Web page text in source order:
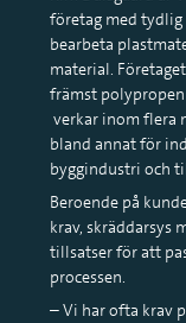
företag med
bearbeta
material.
främst
verkar inom flera
bland annat för
byggindustri och
Beroende på
krav, skräddarsys
tillsatser för att
processen.
– Vi har ofta krav